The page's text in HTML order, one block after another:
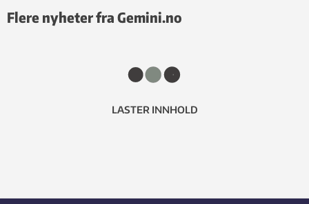
Flere nyheter fra Gemini.no
LASTER INNHOLD